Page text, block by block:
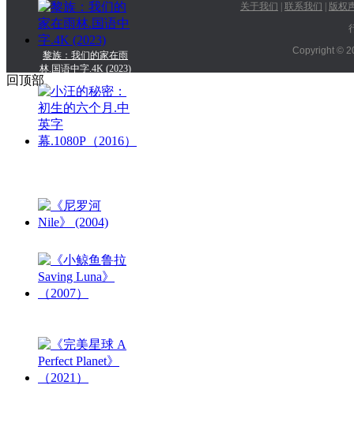
黎族：我们的家在雨
林.国语中字.4K (2023)
关于我们 联系我们
版权
Copyright ©
回顶部